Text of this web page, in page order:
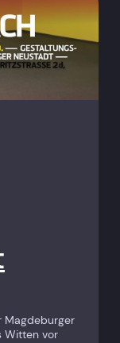
Magdeburger
Witten vor